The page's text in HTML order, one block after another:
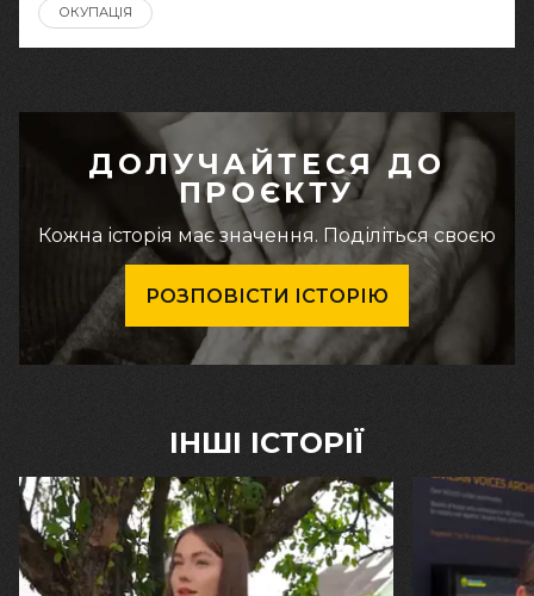
ОКУПАЦІЯ
ДОЛУЧАЙТЕСЯ ДО
ПРОЄКТУ
Кожна історія має значення. Поділіться своєю
РОЗПОВІСТИ ІСТОРІЮ
ІНШІ ІСТОРІЇ